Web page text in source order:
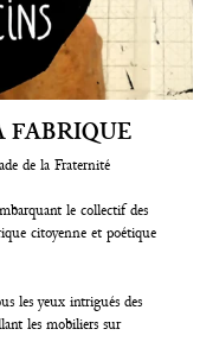
FABRIQUE
de la Fraternité
le collectif des
citoyenne et poétique
les yeux intrigués des
les mobiliers sur